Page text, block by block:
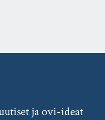
ja ovi-ideat